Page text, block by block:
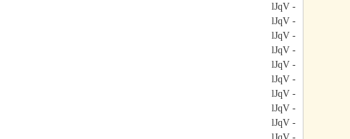
- lJqV
- lJqV
- lJqV
- lJqV
- lJqV
- lJqV
- lJqV
- lJqV
- lJqV